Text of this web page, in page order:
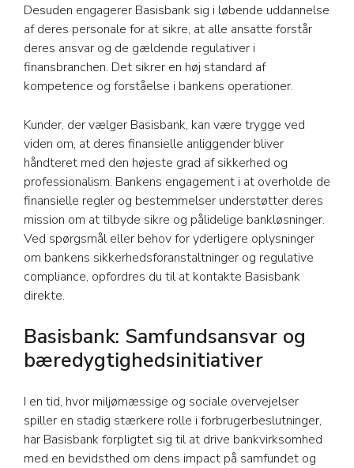
Desuden engagerer Basisbank sig i løbende uddannelse
af deres personale for at sikre, at alle ansatte forstår
deres ansvar og de gældende regulativer i
finansbranchen. Det sikrer en høj standard af
kompetence og forståelse i bankens operationer.
Kunder, der vælger Basisbank, kan være trygge ved
viden om, at deres finansielle anliggender bliver
håndteret med den højeste grad af sikkerhed og
professionalism. Bankens engagement i at overholde de
finansielle regler og bestemmelser understøtter deres
mission om at tilbyde sikre og pålidelige bankløsninger.
Ved spørgsmål eller behov for yderligere oplysninger
om bankens sikkerhedsforanstaltninger og regulative
compliance, opfordres du til at kontakte Basisbank
direkte.
Basisbank: Samfundsansvar og
bæredygtighedsinitiativer
I en tid, hvor miljømæssige og sociale overvejelser
spiller en stadig stærkere rolle i forbrugerbeslutninger,
har Basisbank forpligtet sig til at drive bankvirksomhed
med en bevidsthed om dens impact på samfundet og